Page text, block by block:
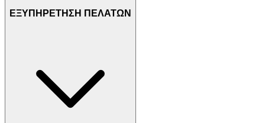
ΕΞΥΠΗΡΕΤΗΣΗ ΠΕΛΑΤΩΝ